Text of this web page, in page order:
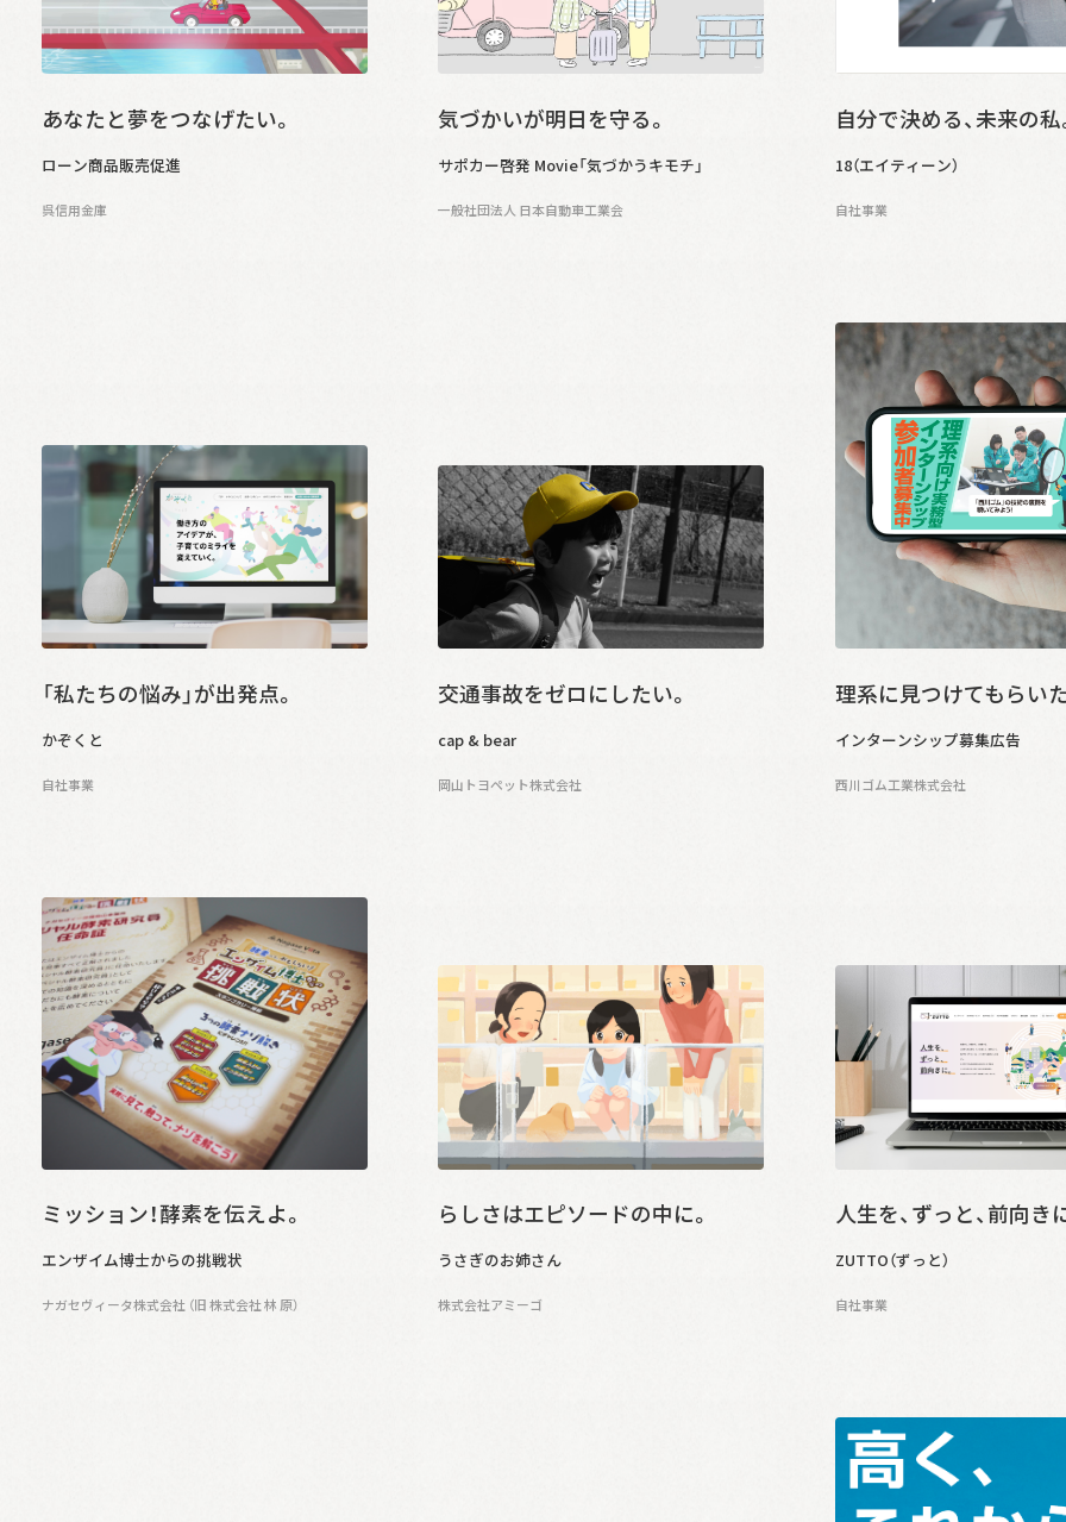
あなたと夢をつなげたい。
ローン商品販売促進
呉信用金庫
気づかいが明日を守る。
サポカー啓発 Movie「気づかうキモチ」
一般社団法人 日本自動車工業会
自分で決める、未来の私
18（エイティーン）
自社事業
「私たちの悩み」が出発点。
かぞくと
自社事業
交通事故をゼロにしたい。
cap & bear
岡山トヨペット株式会社
理系に見つけてもらい
インターンシップ募集広告
西川ゴム工業株式会社
ミッション！酵素を伝えよ。
エンザイム博士からの挑戦状
ナガセヴィータ株式会社 （旧 株式会社 林 原）
らしさはエピソードの中に。
うさぎのお姉さん
株式会社アミーゴ
人生を、ずっと、前向き
ZUTTO（ずっと）
自社事業